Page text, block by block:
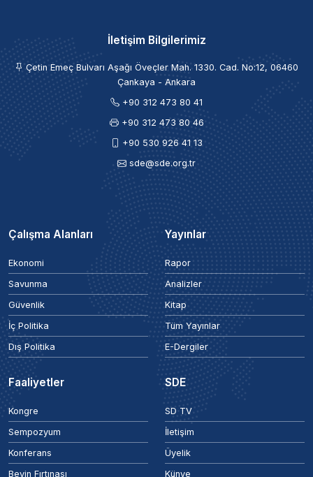
İletişim Bilgilerimiz
Çetin Emeç Bulvarı Aşağı Öveçler Mah. 1330. Cad. No:12, 06460
Çankaya - Ankara
+90 312 473 80 41
+90 312 473 80 46
+90 530 926 41 13
sde@sde.org.tr
Çalışma Alanları
Ekonomi
Savunma
Güvenlik
İç Politika
Dış Politika
Yayınlar
Rapor
Analizler
Kitap
Tüm Yayınlar
E-Dergiler
Faaliyetler
Kongre
Sempozyum
Konferans
Beyin Fırtınası
SDE
SD TV
İletişim
Üyelik
Künye